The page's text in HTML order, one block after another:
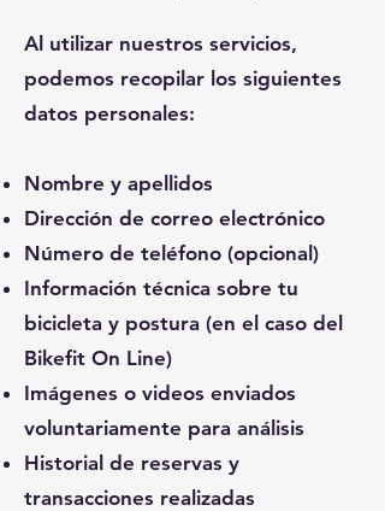
Al utilizar nuestros servicios,
podemos recopilar los siguientes
datos personales:
Nombre y apellidos
Dirección de correo electrónico
Número de teléfono (opcional)
Información técnica sobre tu
bicicleta y postura (en el caso del
Bikefit On Line)
Imágenes o videos enviados
voluntariamente para análisis
Historial de reservas y
transacciones realizadas